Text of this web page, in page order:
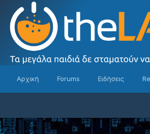
Αρχική Forums Ειδήσεις